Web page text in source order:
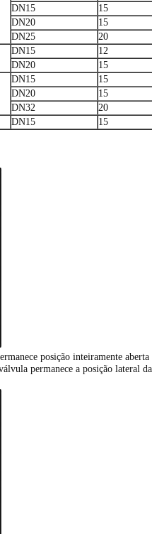
DN15
15
DN20
15
DN25
20
DN15 12
DN20
15
DN15 15
DN20
15
DN32
20
DN15 15
posição inteiramente aberta
permanece a posição lateral